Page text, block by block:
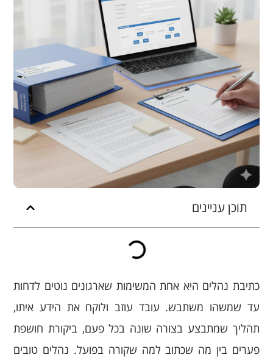
תוכן עניינים
כתיבת נהלים היא אחת המשימות שארגונים נוטים לדחות
עד שמשהו משתבש. עובד עוזב ולוקח את הידע איתו,
תהליך שמתבצע בצורה שונה בכל פעם, ביקורת חושפת
פערים בין מה שכתוב למה שקורה בפועל. נהלים טובים